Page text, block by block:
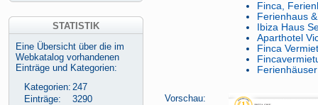
Finca,
Ferienhaus
Ibiza Haus
Aparthotel
Finca
Vorschau:
STATISTIK
Eine Übersicht über die im
Webkatalog vorhandenen
Einträge und Kategorien:
Kategorien: 247
Einträge:
3290